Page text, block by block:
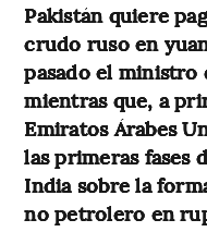
Pakistán quiere
crudo ruso en
pasado el ministro
mientras que, a
Emiratos Árabes
las primeras fases
India sobre la
no petrolero en